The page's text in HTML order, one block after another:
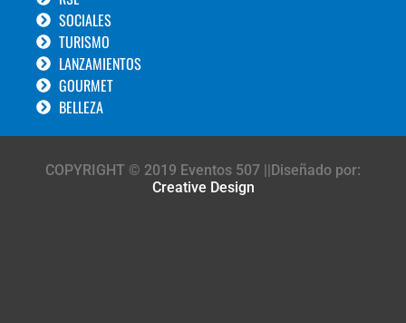
SOCIALES
TURISMO
LANZAMIENTOS
GOURMET
BELLEZA
COPYRIGHT © 2019 Eventos 507 ||Diseñado por:
Creative Design